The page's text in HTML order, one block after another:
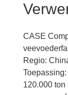
van
ton
in
China
CASE
Regio:
120.000